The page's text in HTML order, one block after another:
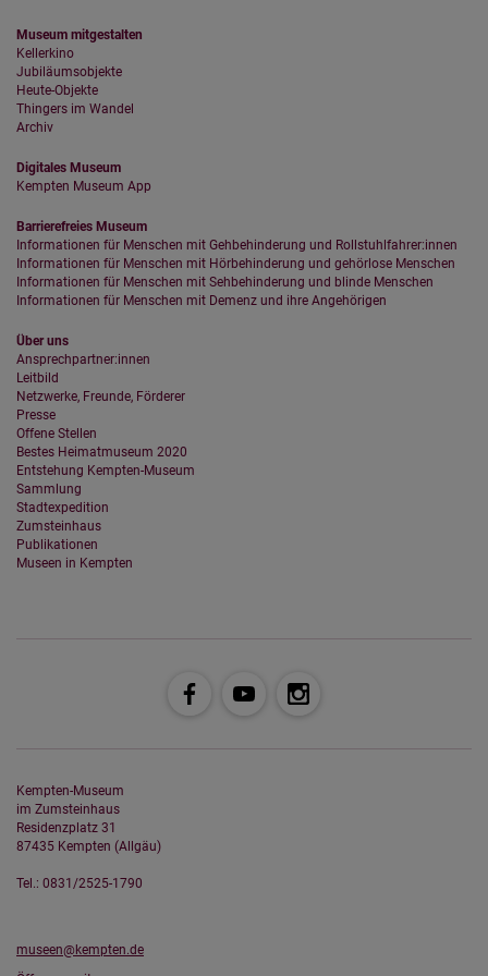
Seitenaufrufe als Statistik. Die hierdurch gespeicherten Daten werden
ausschließlich auf unseren eigenen Servern gespeichert. Eine
Übertragung an Dritte erfolgt nicht. Wir verwenden die Funktion
AnonymizeIP zur Anonymisierung Ihrer IP-Adresse, so dass diese gekürzt
wird und nicht mehr Ihrem Besuch auf unserer Internetseite zugeordnet
werden kann.
YouTube / Vimeo
Videos werden über die Plattformen YouTube oder Vimeo eingebunden.
Wir nutzen YouTube im erweiterten Datenschutzmodus. Dieser Modus
bewirkt laut YouTube, dass YouTube keine Informationen über die
Besucher auf dieser Website speichert, bevor diese sich das Video
ansehen.
Optional sind externe Inhalte auf den Seiten dieser Website
eingebunden. Das können Kartendienste wie z.B. Google Maps sein
oder auch Anwendungen einer externen Website.
Museum mitgestalten
Kellerkino
Jubiläumsobjekte
Heute-Objekte
Thingers im Wandel
Archiv
Digitales Museum
Kempten Museum App
Barrierefreies Museum
Informationen für Menschen mit Gehbehinderung und Rollstuhlfahrer:innen
Informationen für Menschen mit Hörbehinderung und gehörlose Menschen
Informationen für Menschen mit Sehbehinderung und blinde Menschen
Informationen für Menschen mit Demenz und ihre Angehörigen
Über uns
Ansprechpartner:innen
Leitbild
Netzwerke, Freunde, Förderer
Presse
Offene Stellen
Bestes Heimatmuseum 2020
Entstehung Kempten-Museum
Sammlung
Stadtexpedition
Zumsteinhaus
Publikationen
Museen in Kempten
Kempten-Museum
im Zumsteinhaus
Residenzplatz 31
87435 Kempten (Allgäu)
Tel.: 0831/2525-1790
museen@kempten.de